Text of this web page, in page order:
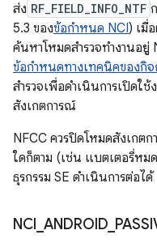
ส่ง RF_FIELD_INFO_NTF
5.3 ของข้อกำหนด NCI) เมื่
ค้นหาโหมดสำรวจทำงานอยู่
ข้อกำหนดทางเทคนิคของกิจ
สำรวจเพื่อดำเนินการเปิด
สังเกตการณ์
NFCC ควรปิดโหมดสังเกต
ใดก็ตาม (เช่น แบตเตอรี่หม
ธุรกรรม SE ดำเนินการต่อได้
NCI ANDROID